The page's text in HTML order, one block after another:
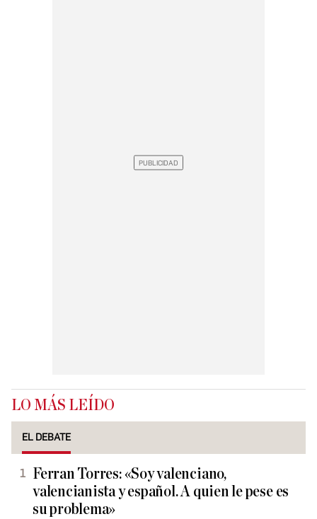
LO MÁS LEÍDO
EL DEBATE
Ferran Torres: «Soy valenciano,
valencianista y español. A quien le pese es
su problema»